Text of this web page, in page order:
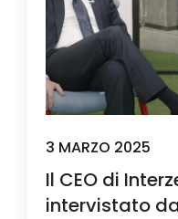
3 MARZO 2025
Il CEO di
intervistato